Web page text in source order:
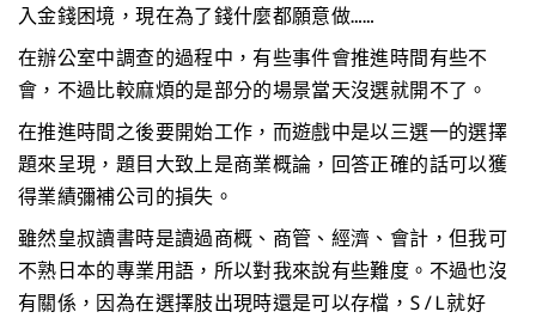
入金錢困境，現在為了錢什麼都願意做……
在辦公室中調查的過程中，有些事件會推進時間有些不
會，不過比較麻煩的是部分的場景當天沒選就開不了。
在推進時間之後要開始工作，而遊戲中是以三選一的選擇
題來呈現，題目大致上是商業概論，回答正確的話可以獲
得業績彌補公司的損失。
雖然皇叔讀書時是讀過商概、商管、經濟、會計，但我可
不熟日本的專業用語，所以對我來說有些難度。不過也沒
有關係，因為在選擇肢出現時還是可以存檔，S/L就好